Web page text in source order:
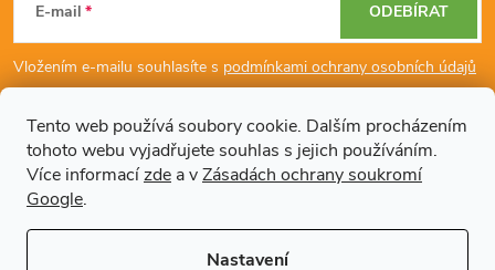
Tento web používá soubory cookie. Dalším procházením
tohoto webu vyjadřujete souhlas s jejich používáním.
Více informacízde a vZásadách ochrany soukromí
Google.
Nastavení
p
E-mail
Vložením e-mailu souhlasíte s podmínkami ochrany osobních údajů
ODEBÍRAT
Dodatečné informace